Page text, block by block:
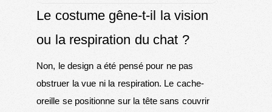
Le costume gêne-t-il la vision
ou la respiration du chat ?
Non, le design a été pensé pour ne pas
obstruer la vue ni la respiration. Le cache-
oreille se positionne sur la tête sans couvrir